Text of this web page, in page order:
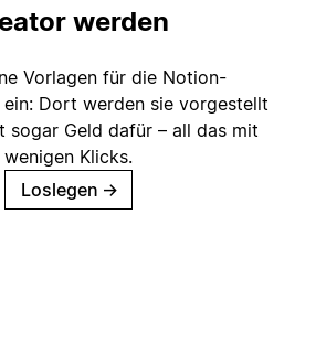
werden
Vorlagen für die Notion-
Dort werden sie vorgestellt
sogar Geld dafür – all das mit
wenigen Klicks.
Loslegen →